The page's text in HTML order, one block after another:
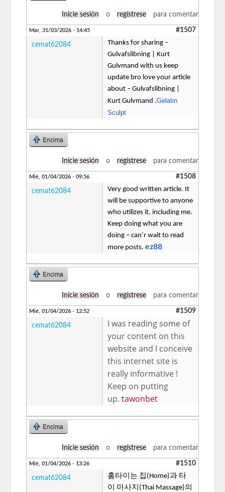
Inicie sesión o regístrese para comentar
Mar, 31/03/2026 - 14:45 #1507
cemat62084
Thanks for sharing –
Gulvafslibning | Kurt
Gulvmand with us keep
update bro love your article
about – Gulvafslibning |
Kurt Gulvmand .Gelatin
Sculpt
Encima
Inicie sesión o regístrese para comentar
Mié, 01/04/2026 - 09:56 #1508
cemat62084
Very good written article. It
will be supportive to anyone
who utilizes it, including me.
Keep doing what you are
doing – can’r wait to read
more posts.ez88
Encima
Inicie sesión o regístrese para comentar
Mié, 01/04/2026 - 12:52 #1509
cemat62084
I was reading some of
your content on this
website and I conceive
this internet site is
really informative !
Keep on putting
up.tawonbet
Encima
Inicie sesión o regístrese para comentar
Mié, 01/04/2026 - 13:26 #1510
cemat62084
홈타이는 집(Home)과 타
이 마사지(Thai Massage)의